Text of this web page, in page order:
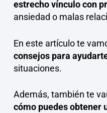
estrecho vínculo con
ansiedad o malas
En este artículo te
consejos para
situaciones.
Además, también te
cómo puedes obtener